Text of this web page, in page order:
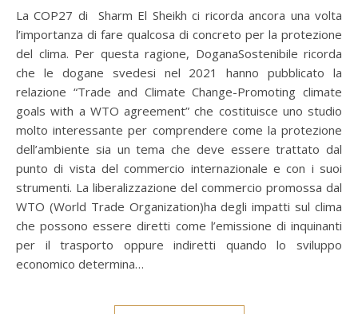
La COP27 di Sharm El Sheikh ci ricorda ancora una volta
l’importanza di fare qualcosa di concreto per la protezione
del clima. Per questa ragione, DoganaSostenibile ricorda
che le dogane svedesi nel 2021 hanno pubblicato la
relazione “Trade and Climate Change-Promoting climate
goals with a WTO agreement” che costituisce uno studio
molto interessante per comprendere come la protezione
dell’ambiente sia un tema che deve essere trattato dal
punto di vista del commercio internazionale e con i suoi
strumenti. La liberalizzazione del commercio promossa dal
WTO (World Trade Organization)ha degli impatti sul clima
che possono essere diretti come l’emissione di inquinanti
per il trasporto oppure indiretti quando lo sviluppo
economico determina…